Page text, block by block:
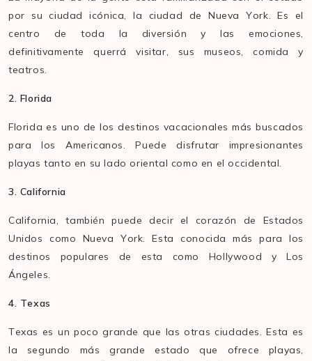
por su ciudad icónica, la ciudad de Nueva York. Es el
centro de toda la diversión y las emociones,
definitivamente querrá visitar, sus museos, comida y
teatros.
2. Florida
Florida es uno de los destinos vacacionales más buscados
para los Americanos. Puede disfrutar impresionantes
playas tanto en su lado oriental como en el occidental.
3. California
California, también puede decir el corazón de Estados
Unidos como Nueva York. Esta conocida más para los
destinos populares de esta como Hollywood y Los
Ángeles.
4. Texas
Texas es un poco grande que las otras ciudades. Esta es
la segundo más grande estado que ofrece playas,